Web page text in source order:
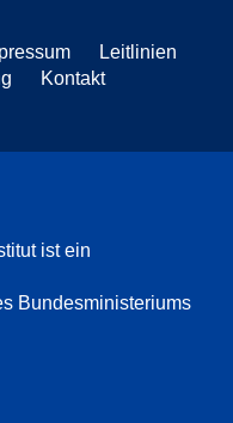
Leitlinien
Kontakt
ist ein
Bundesministeriums